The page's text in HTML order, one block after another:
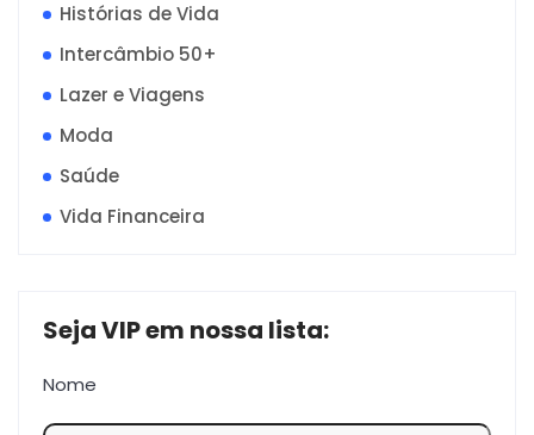
Histórias de Vida
Intercâmbio 50+
Lazer e Viagens
Moda
Saúde
Vida Financeira
Seja VIP em nossa lista:
Nome